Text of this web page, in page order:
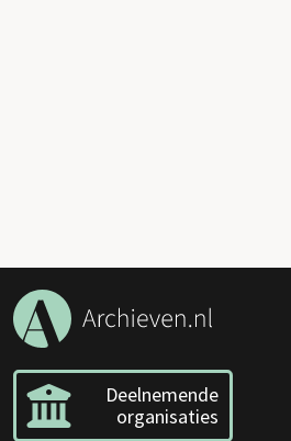
Deelnemende
organisaties